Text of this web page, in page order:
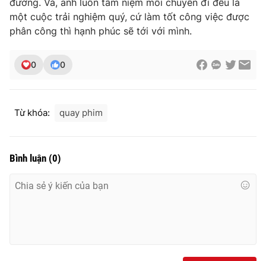
đường. Và, anh luôn tâm niệm mỗi chuyến đi đều là
một cuộc trải nghiệm quý, cứ làm tốt công việc được
phân công thì hạnh phúc sẽ tới với mình.
0 0
Từ khóa: quay phim
Bình luận (0)